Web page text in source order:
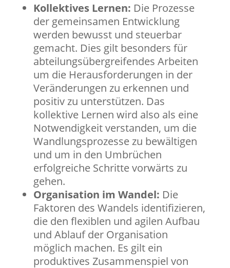
Kollektives Lernen: Die Prozesse
der gemeinsamen Entwicklung
werden bewusst und steuerbar
gemacht. Dies gilt besonders für
abteilungsübergreifendes Arbeiten
um die Herausforderungen in der
Veränderungen zu erkennen und
positiv zu unterstützen. Das
kollektive Lernen wird also als eine
Notwendigkeit verstanden, um die
Wandlungsprozesse zu bewältigen
und um in den Umbrüchen
erfolgreiche Schritte vorwärts zu
gehen.
Organisation im Wandel: Die
Faktoren des Wandels identifizieren,
die den flexiblen und agilen Aufbau
und Ablauf der Organisation
möglich machen. Es gilt ein
produktives Zusammenspiel von